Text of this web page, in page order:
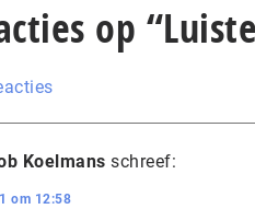
op
Koelmans schreef:
om 12:58